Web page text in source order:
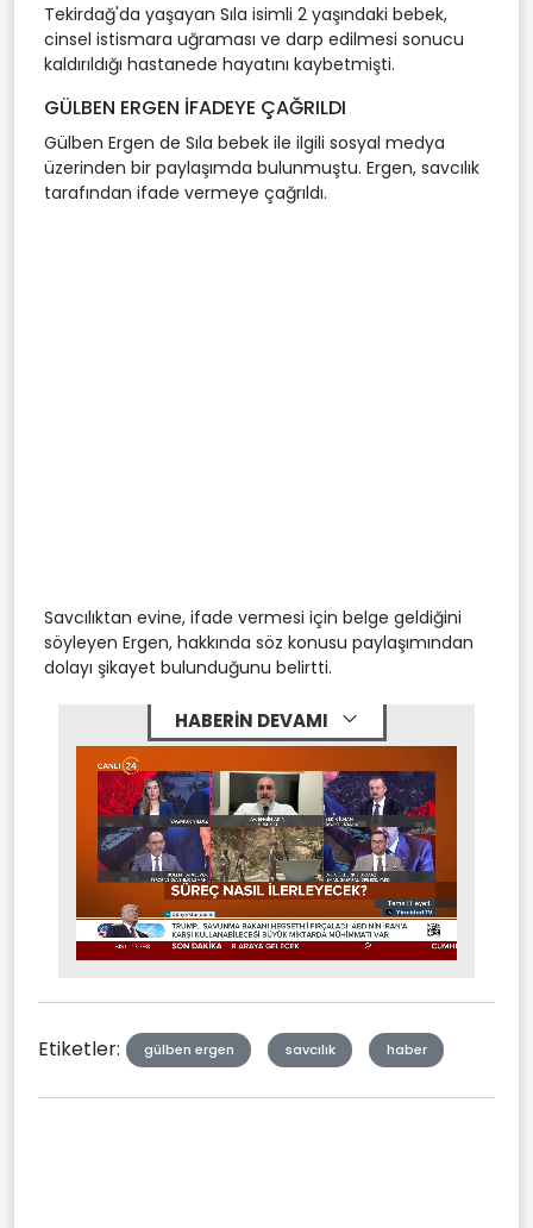
Tekirdağ'da yaşayan Sıla isimli 2 yaşındaki bebek,
cinsel istismara uğraması ve darp edilmesi sonucu
kaldırıldığı hastanede hayatını kaybetmişti.
GÜLBEN ERGEN İFADEYE ÇAĞRILDI
Gülben Ergen de Sıla bebek ile ilgili sosyal medya
üzerinden bir paylaşımda bulunmuştu. Ergen, savcılık
tarafından ifade vermeye çağrıldı.
Savcılıktan evine, ifade vermesi için belge geldiğini
söyleyen Ergen, hakkında söz konusu paylaşımından
dolayı şikayet bulunduğunu belirtti.
HABERİN DEVAMI
Mute Stream
Etiketler: gülben ergen savcılık haber